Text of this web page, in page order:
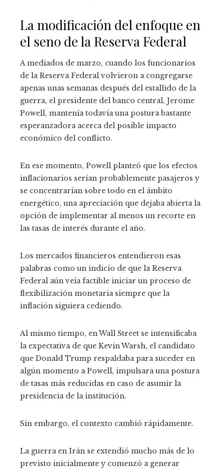
La modificación del enfoque en
el seno de la Reserva Federal
A mediados de marzo, cuando los funcionarios
de la Reserva Federal volvieron a congregarse
apenas unas semanas después del estallido de la
guerra, el presidente del banco central, Jerome
Powell, mantenía todavía una postura bastante
esperanzadora acerca del posible impacto
económico del conflicto.
En ese momento, Powell planteó que los efectos
inflacionarios serían probablemente pasajeros y
se concentrarían sobre todo en el ámbito
energético, una apreciación que dejaba abierta la
opción de implementar al menos un recorte en
las tasas de interés durante el año.
Los mercados financieros entendieron esas
palabras como un indicio de que la Reserva
Federal aún veía factible iniciar un proceso de
flexibilización monetaria siempre que la
inflación siguiera cediendo.
Al mismo tiempo, en Wall Street se intensificaba
la expectativa de que Kevin Warsh, el candidato
que Donald Trump respaldaba para suceder en
algún momento a Powell, impulsara una postura
de tasas más reducidas en caso de asumir la
presidencia de la institución.
Sin embargo, el contexto cambió rápidamente.
La guerra en Irán se extendió mucho más de lo
previsto inicialmente y comenzó a generar